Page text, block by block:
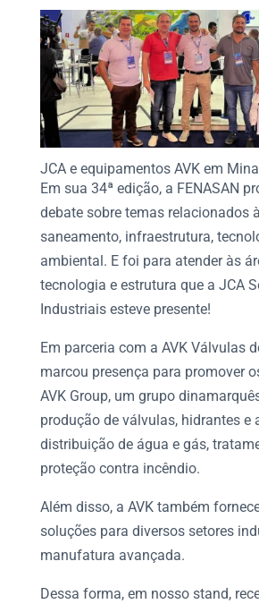
JCA e equipamentos AVK em
Em sua 34ª edição, a FENASAN
debate sobre temas relacionados
saneamento, infraestrutura,
ambiental. E foi para atender às
tecnologia e estrutura que a JCA
Industriais esteve presente!
Em parceria com a AVK Válvulas
marcou presença para promover
AVK Group, um grupo
produção de válvulas, hidrantes e
distribuição de água e gás,
proteção contra incêndio.
Além disso, a AVK também
soluções para diversos setores
manufatura avançada.
Dessa forma, em nosso stand,